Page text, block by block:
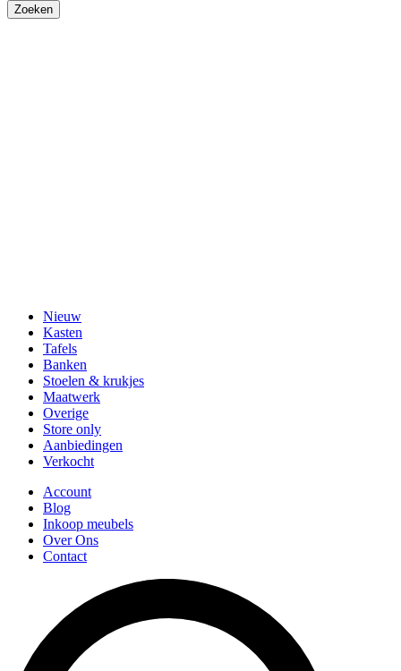
Nieuw
Kasten
Tafels
Banken
Stoelen & krukjes
Maatwerk
Overige
Store only
Aanbiedingen
Verkocht
Account
Blog
Inkoop meubels
Over Ons
Contact